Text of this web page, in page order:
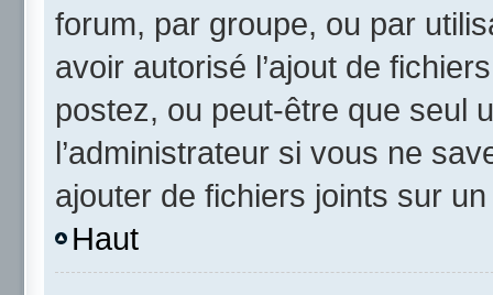
forum, par groupe, ou par
avoir autorisé l’ajout de
postez, ou peut-être que seul
l’administrateur si vous ne
ajouter de fichiers joints sur
Haut